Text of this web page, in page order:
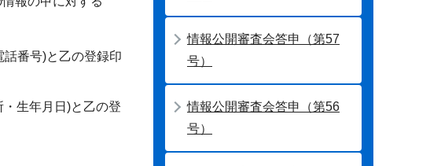
番号)と乙の登録印
生年月日)と乙の登
情報公開審査会答申（第57
号）
情報公開審査会答申（第56
号）